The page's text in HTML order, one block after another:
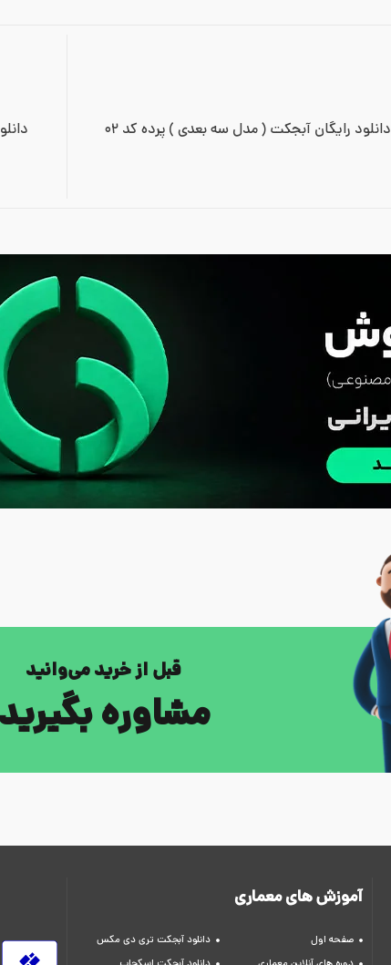
دانلود رایگان آبجکت ( مدل سه بعدی ) پرده کد ۰۲
قبل از خرید می‌وانید
مشاوره بگیرید
آموزش های معماری
صفحه اول
دانلود آبجکت تری دی مکس